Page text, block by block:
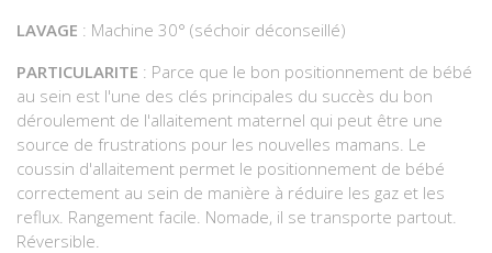
LAVAGE : Machine 30° (séchoir déconseillé)
PARTICULARITE : Parce que le bon positionnement de bébé
au sein est l'une des clés principales du succès du bon
déroulement de l'allaitement maternel qui peut être une
source de frustrations pour les nouvelles mamans. Le
coussin d'allaitement permet le positionnement de bébé
correctement au sein de manière à réduire les gaz et les
reflux. Rangement facile. Nomade, il se transporte partout.
Réversible.